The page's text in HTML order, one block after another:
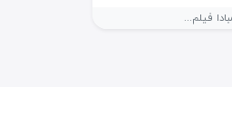
فیلم...